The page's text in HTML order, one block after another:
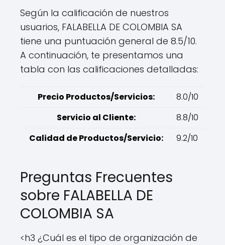
Según la calificación de nuestros
usuarios, FALABELLA DE COLOMBIA SA
tiene una puntuación general de 8.5/10.
A continuación, te presentamos una
tabla con las calificaciones detalladas:
Precio Productos/Servicios:
8.0/10
Servicio al Cliente:
8.8/10
Calidad de Productos/Servicio:
9.2/10
Preguntas Frecuentes
sobre FALABELLA DE
COLOMBIA SA
<h3 ¿Cuál es el tipo de organización de